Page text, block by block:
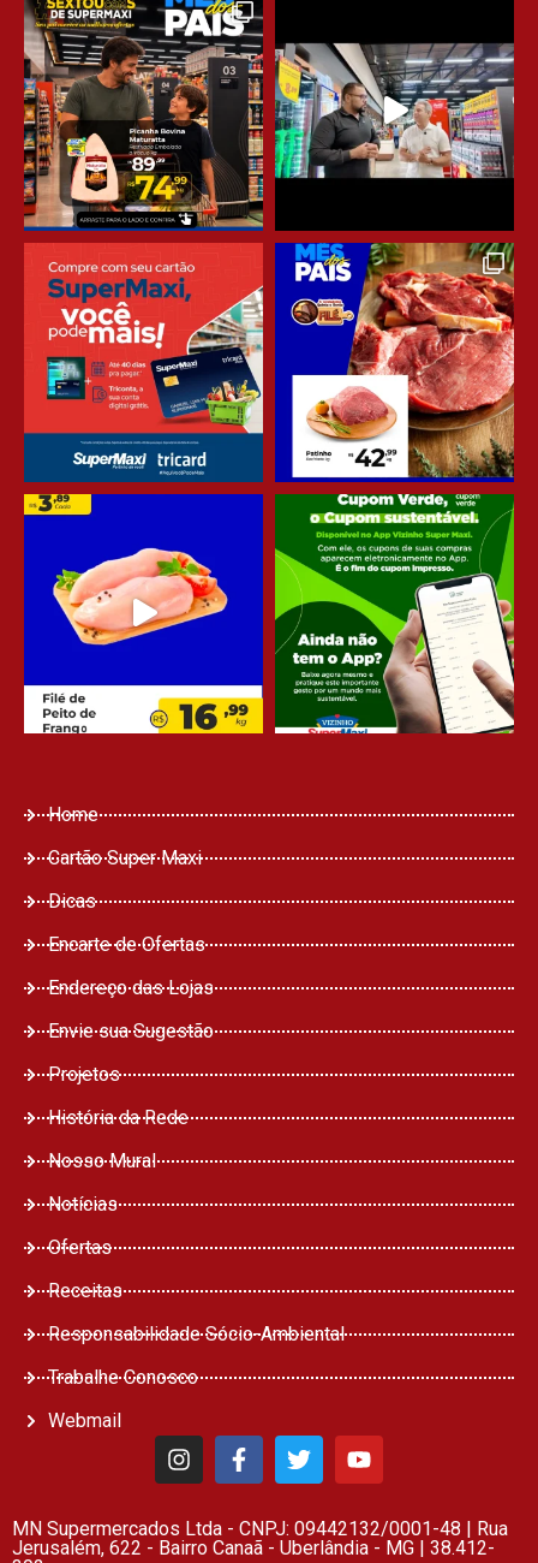
Home
Cartão Super Maxi
Dicas
Encarte de Ofertas
Endereço das Lojas
Envie sua Sugestão
Projetos
História da Rede
Nosso Mural
Notícias
Ofertas
Receitas
Responsabilidade Sócio-Ambiental
Trabalhe Conosco
Webmail
MN Supermercados Ltda - CNPJ: 09442132/0001-48 | Rua
Jerusalém, 622 - Bairro Canaã - Uberlândia - MG | 38.412-